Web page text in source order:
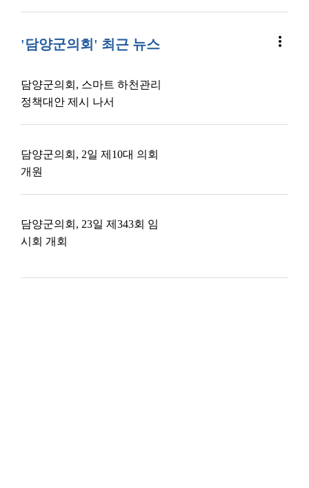
'담양군의회' 최근 뉴스 more_vert
담양군의회, 스마트 하천관리
정책대안 제시 나서
담양군의회, 2일 제10대 의회
개원
담양군의회, 23일 제343회 임
시회 개회